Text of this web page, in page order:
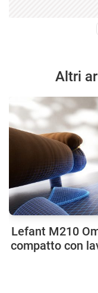
Altri
Lefant M210
compatto con